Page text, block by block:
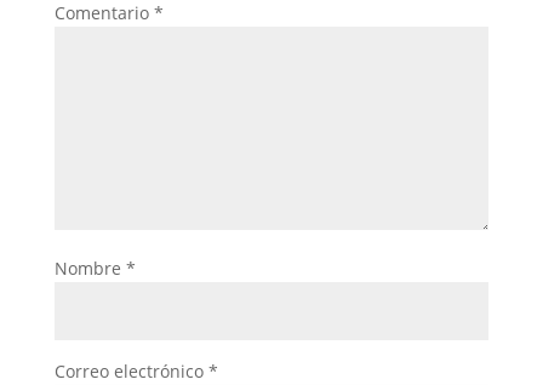
Comentario *
Nombre *
Correo electrónico *